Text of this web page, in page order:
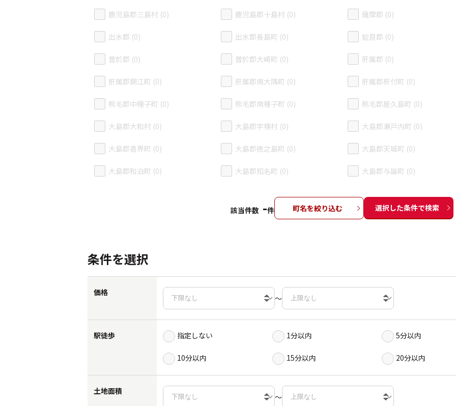
鹿児島郡三島村 (0) 鹿児島郡十島村 (0) 薩摩郡 (0)
出水郡 (0) 出水郡長島町 (0) 姶良郡 (0)
曽於郡 (0) 曽於郡大崎町 (0) 肝属郡 (0)
肝属郡錦江町 (0) 肝属郡南大隅町 (0) 肝属郡肝付町 (0)
熊毛郡中種子町 (0) 熊毛郡南種子町 (0) 熊毛郡屋久島町 (0)
大島郡大和村 (0) 大島郡宇検村 (0) 大島郡瀬戸内町 (0)
大島郡喜界町 (0) 大島郡徳之島町 (0) 大島郡天城町 (0)
大島郡和泊町 (0) 大島郡知名町 (0) 大島郡与論町 (0)
該当件数 -件 町名を絞り込む 選択した条件で検索
条件を選択
価格
～
駅徒歩 指定しない 1分以内 5分以内
10分以内 15分以内 20分以内
土地面積
～